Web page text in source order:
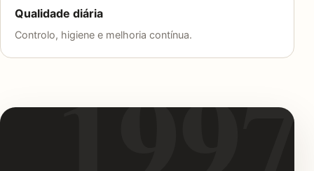
Qualidade diária
Controlo, higiene e melhoria contínua.